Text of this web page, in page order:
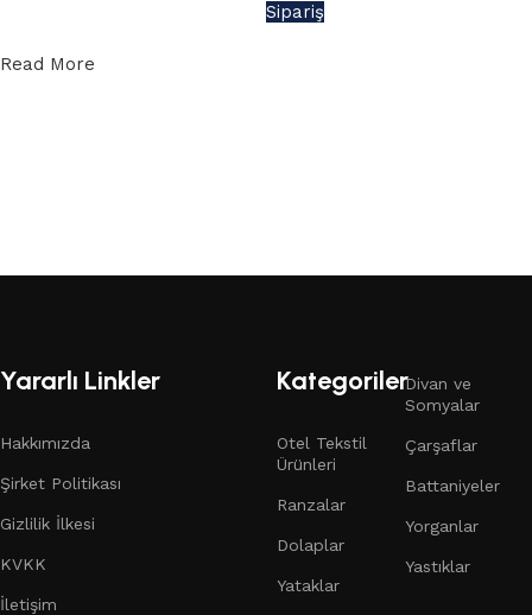
Sipariş
Read More
Yararlı Linkler
Hakkımızda
Şirket Politikası
Gizlilik İlkesi
KVKK
İletişim
Kategoriler
Otel Tekstil
Ürünleri
Ranzalar
Dolaplar
Yataklar
Divan ve
Somyalar
Çarşaflar
Battaniyeler
Yorganlar
Yastıklar